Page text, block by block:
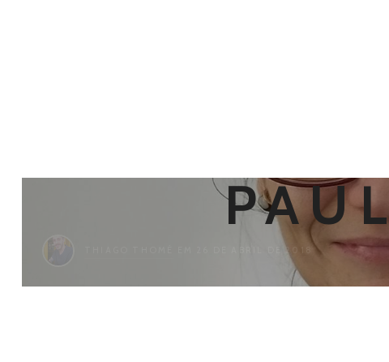
EM 26 DE ABRIL DE 2018